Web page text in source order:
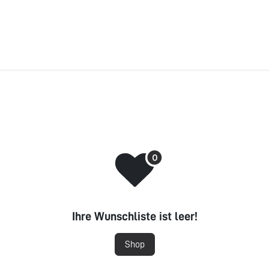
Ihre Wunschliste ist leer!
Shop